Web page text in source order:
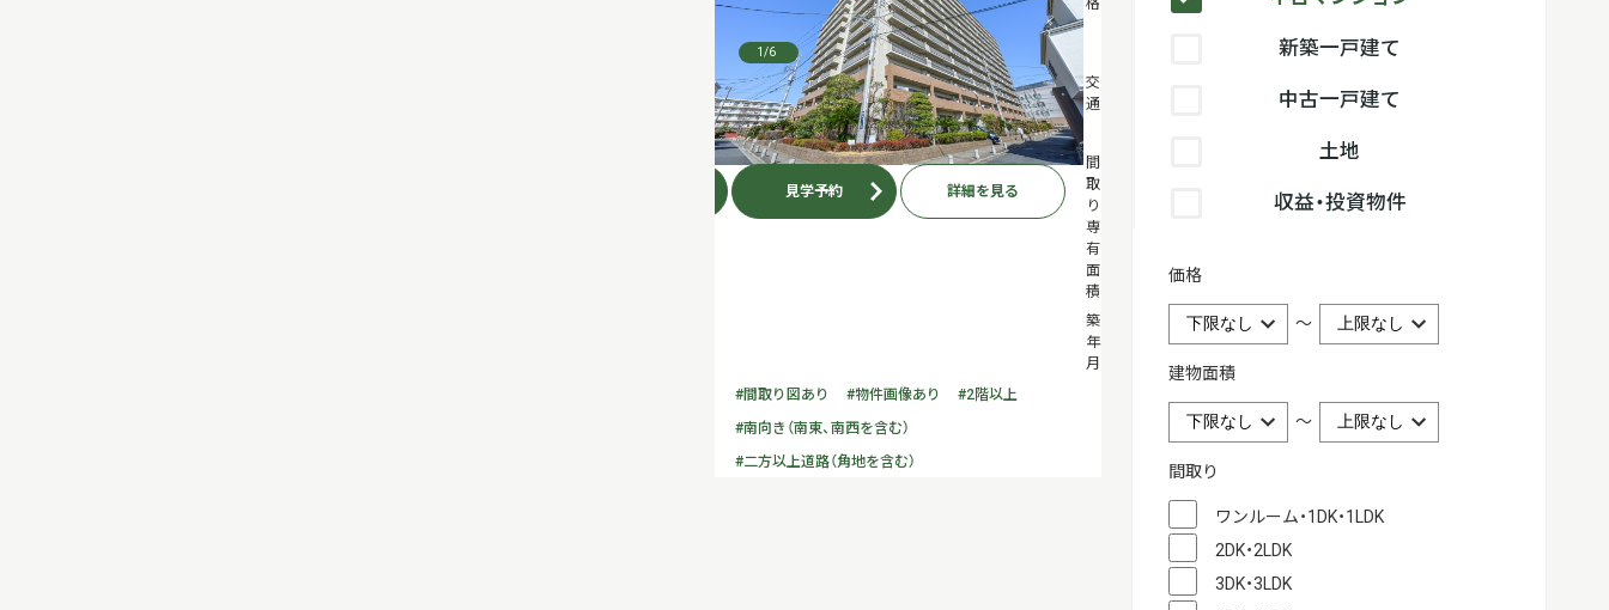
新築一戸建て
中古一戸建て
土地
収益・投資物件
価格
～
建物面積
～
間取り
ワンルーム・1DK・1LDK
2DK・2LDK
3DK・3LDK
格
交
通
間
取
り・
専
有
面
積
築
年
月
2000年10月
1 /6
#間取り図あり #物件画像あり
#2階以上
#南向き（南東、南西を含む）
#二方以上道路（角地を含む）
見学予約 詳細を見る